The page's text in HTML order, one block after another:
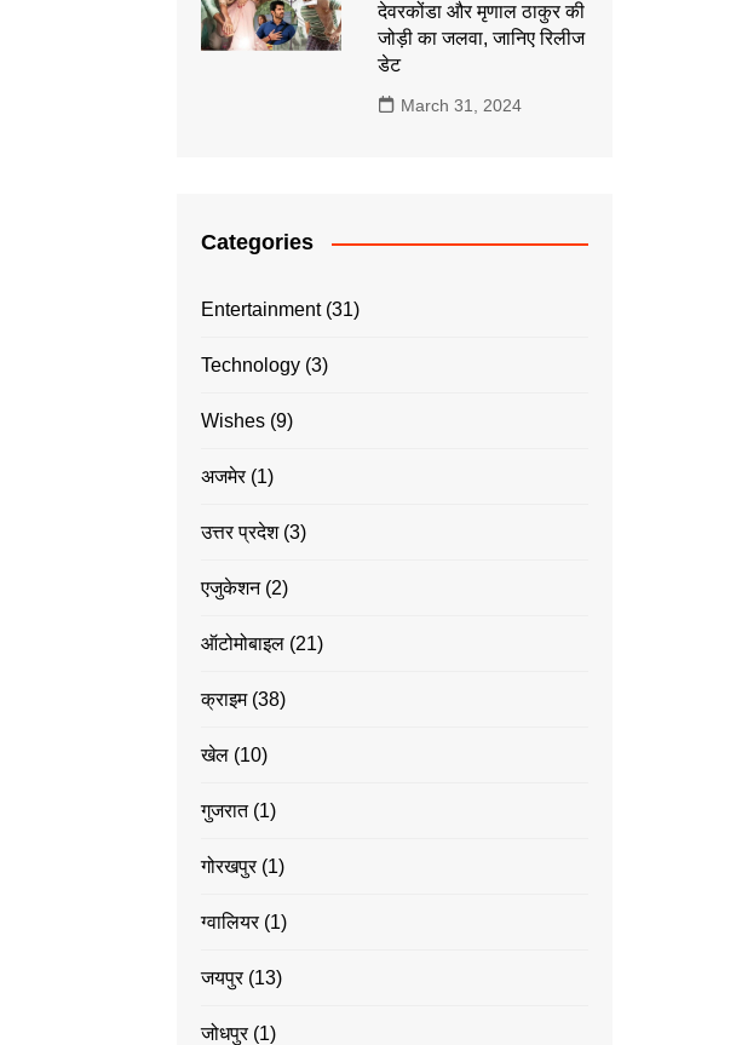
देवरकोंडा और मृणाल ठाकुर की
जोड़ी का जलवा, जानिए रिलीज
डेट
March 31, 2024
Categories
Entertainment(31)
Technology (3)
Wishes (9)
अजमेर(1)
उत्तर प्रदेश(3)
एजुकेशन(2)
ऑटोमोबाइल (21)
क्राइम(38)
खेल (10)
गुजरात(1)
गोरखपुर(1)
ग्वालियर(1)
जयपुर(13)
जोधपुर(1)